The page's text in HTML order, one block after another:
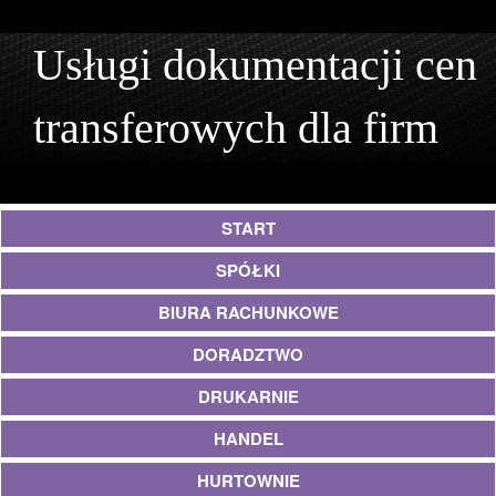
Usługi dokumentacji cen
transferowych dla firm
START
SPÓŁKI
BIURA RACHUNKOWE
DORADZTWO
DRUKARNIE
HANDEL
HURTOWNIE